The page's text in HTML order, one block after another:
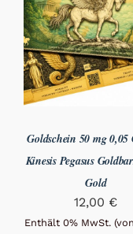
Goldschein 50 mg 0,05
Kinesis Pegasus
Gold
12,00 €
Enthält 0% MwSt.